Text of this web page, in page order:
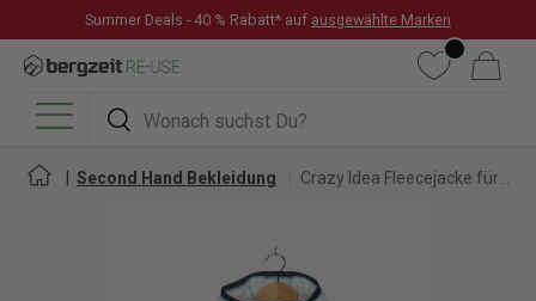
DIREKT ZUM INHALT
Summer Deals - 40 % Rabatt* auf ausgewählte Marken
Suchen
Suchen
WunschlisteWarenkorb
Menü
Second Hand Bekleidung